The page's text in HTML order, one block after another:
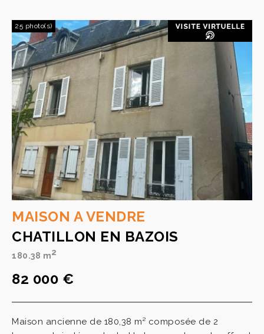
25 photo(s)
MAISON A VENDRE
CHATILLON EN BAZOIS
180.38 m2
82 000 €
Maison ancienne de 180,38 m² composée de 2